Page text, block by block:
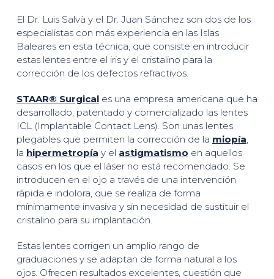
El Dr. Luis Salvà y el Dr. Juan Sánchez son dos de los
especialistas con más experiencia en las Islas
Baleares en esta técnica, que consiste en introducir
estas lentes entre el iris y el cristalino para la
corrección de los defectos refractivos.
STAAR® Surgicales una empresa americana que ha
desarrollado, patentado y comercializado las lentes
ICL (Implantable Contact Lens). Son unas lentes
plegables que permiten la corrección de la miopía,
la hipermetropía y el astigmatismo en aquellos
casos en los que el láser no está recomendado. Se
introducen en el ojo a través de una intervención
rápida e indolora, que se realiza de forma
mínimamente invasiva y sin necesidad de sustituir el
cristalino para su implantación.
Estas lentes corrigen un amplio rango de
graduaciones y se adaptan de forma natural a los
ojos. Ofrecen resultados excelentes, cuestión que